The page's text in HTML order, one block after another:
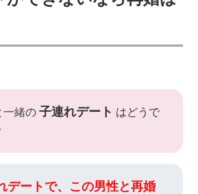
一緒の子連れデート はどうで
デートで、この男性と再婚